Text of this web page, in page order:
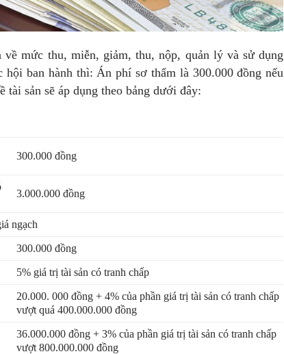
mức thu, miễn, giảm, thu, nộp, quản lý và sử dụng
ban hành thì: Án phí sơ thẩm là 300.000 đồng nếu
tài sản sẽ áp dụng theo bảng dưới đây:
300.000 đồng
3.000.000 đồng
ngạch
300.000 đồng
5% giá trị tài sản có tranh chấp
20.000. 000 đồng + 4% của phần giá trị tài sản có tranh chấp
vượt quá 400.000.000 đồng
36.000.000 đồng + 3% của phần giá trị tài sản có tranh chấp
vượt 800.000.000 đồng